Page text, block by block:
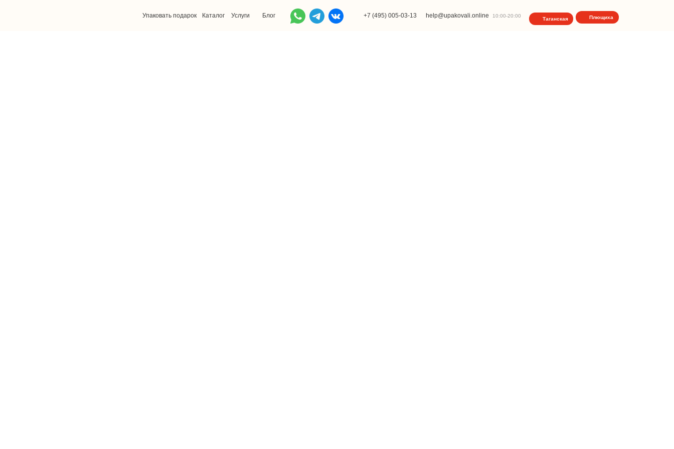
+7 (495) 005-03-13 10:00-20:00
Упаковать подарок Каталог Услуги Блог help@upakovali.online Таганская Плющиха